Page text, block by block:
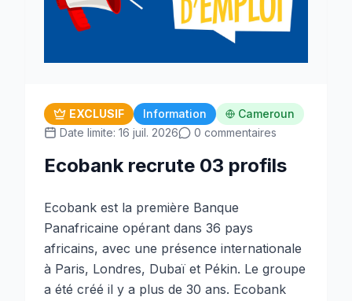
EXCLUSIF Information
Cameroun
Date limite: 16 juil. 2026
0 commentaires
Ecobank recrute 03 profils
Ecobank est la première Banque
Panafricaine opérant dans 36 pays
africains, avec une présence internationale
à Paris, Londres, Dubaï et Pékin. Le groupe
a été créé il y a plus de 30 ans. Ecobank